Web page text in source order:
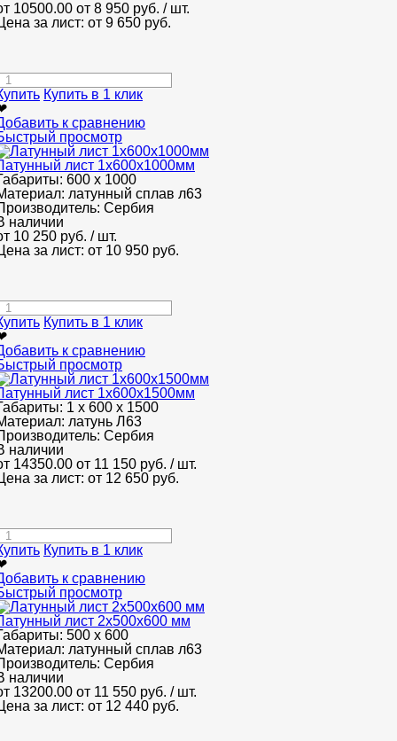
10500.00 от 8 950 руб. / шт.
за лист: от 9 650 руб.
Купить в 1 клик
к сравнению
просмотр
лист 1x600x1000мм
600 х 1000
латунный сплав л63
Сербия
наличии
10 250 руб. / шт.
за лист: от 10 950 руб.
Купить в 1 клик
к сравнению
просмотр
лист 1x600x1500мм
1 х 600 х 1500
латунь Л63
Сербия
наличии
14350.00 от 11 150 руб. / шт.
за лист: от 12 650 руб.
Купить в 1 клик
к сравнению
просмотр
лист 2x500x600 мм
500 х 600
латунный сплав л63
Сербия
наличии
13200.00 от 11 550 руб. / шт.
за лист: от 12 440 руб.